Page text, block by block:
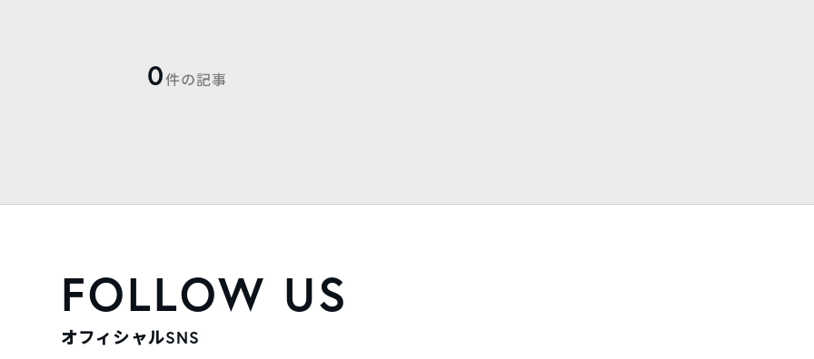
0件の記事
FOLLOW US
オフィシャルSNS